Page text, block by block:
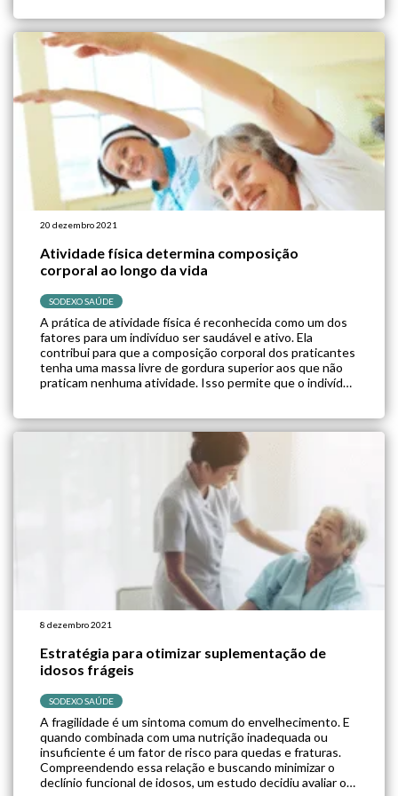
20 dezembro 2021
Atividade física determina composição
corporal ao longo da vida
SODEXO SAÚDE
A prática de atividade física é reconhecida como um dos
fatores para um indivíduo ser saudável e ativo. Ela
contribui para que a composição corporal dos praticantes
tenha uma massa livre de gordura superior aos que não
praticam nenhuma atividade. Isso permite que o indivíduo
8 dezembro 2021
Estratégia para otimizar suplementação de
idosos frágeis
SODEXO SAÚDE
A fragilidade é um sintoma comum do envelhecimento. E
quando combinada com uma nutrição inadequada ou
insuficiente é um fator de risco para quedas e fraturas.
Compreendendo essa relação e buscando minimizar o
declínio funcional de idosos, um estudo decidiu avaliar os